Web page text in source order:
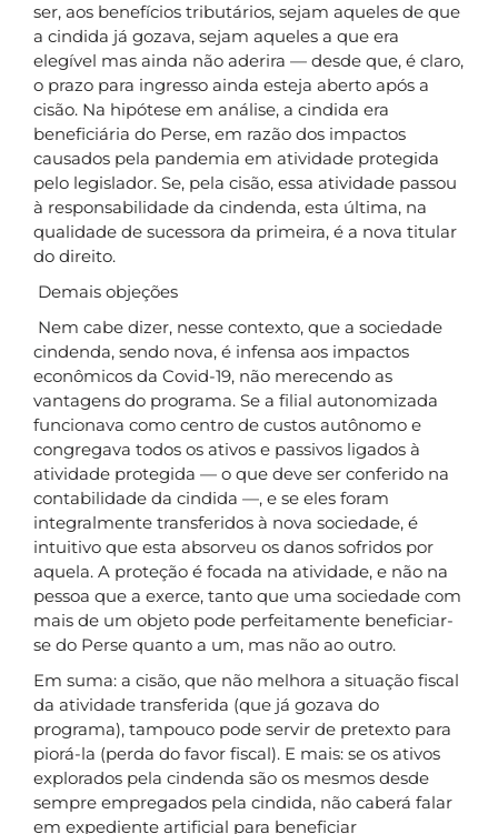
ser, aos benefícios tributários, sejam aqueles de que
a cindida já gozava, sejam aqueles a que era
elegível mas ainda não aderira — desde que, é claro,
o prazo para ingresso ainda esteja aberto após a
cisão. Na hipótese em análise, a cindida era
beneficiária do Perse, em razão dos impactos
causados pela pandemia em atividade protegida
pelo legislador. Se, pela cisão, essa atividade passou
à responsabilidade da cindenda, esta última, na
qualidade de sucessora da primeira, é a nova titular
do direito.
Demais objeções
Nem cabe dizer, nesse contexto, que a sociedade
cindenda, sendo nova, é infensa aos impactos
econômicos da Covid-19, não merecendo as
vantagens do programa. Se a filial autonomizada
funcionava como centro de custos autônomo e
congregava todos os ativos e passivos ligados à
atividade protegida — o que deve ser conferido na
contabilidade da cindida —, e se eles foram
integralmente transferidos à nova sociedade, é
intuitivo que esta absorveu os danos sofridos por
aquela. A proteção é focada na atividade, e não na
pessoa que a exerce, tanto que uma sociedade com
mais de um objeto pode perfeitamente beneficiar-
se do Perse quanto a um, mas não ao outro.
Em suma: a cisão, que não melhora a situação fiscal
da atividade transferida (que já gozava do
programa), tampouco pode servir de pretexto para
piorá-la (perda do favor fiscal). E mais: se os ativos
explorados pela cindenda são os mesmos desde
sempre empregados pela cindida, não caberá falar
em expediente artificial para beneficiar